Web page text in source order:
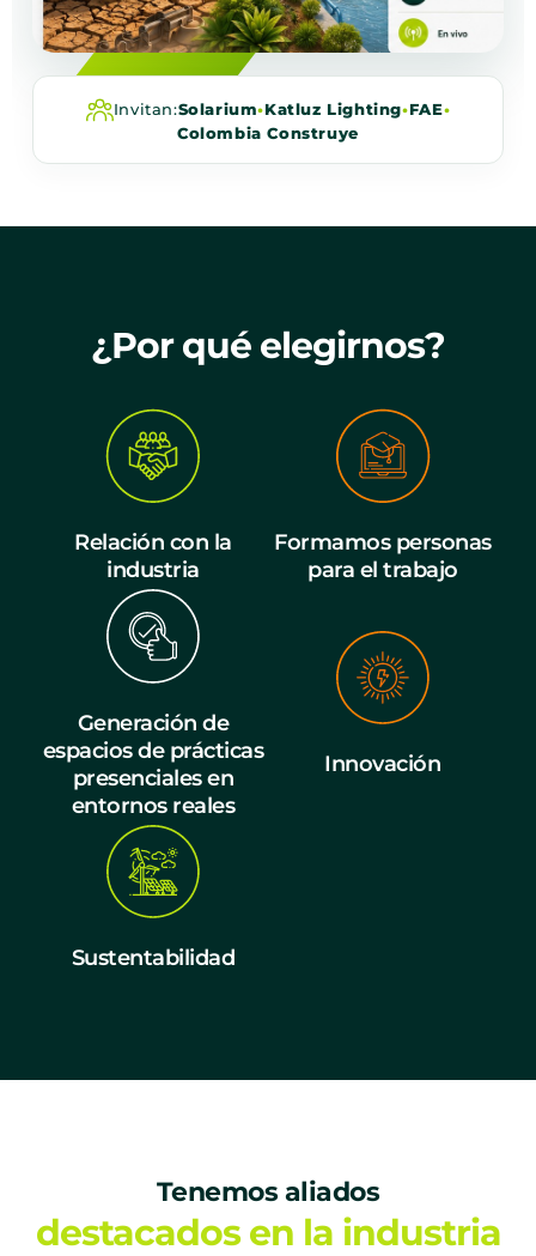
Invitan:Solarium•Katluz Lighting•FAE•
Colombia Construye
¿Por qué elegirnos?
Relación con la
industria
Formamos personas
para el trabajo
Generación de
espacios de prácticas
presenciales en
entornos reales
Innovación
Sustentabilidad
Tenemos aliados
destacados en la industria